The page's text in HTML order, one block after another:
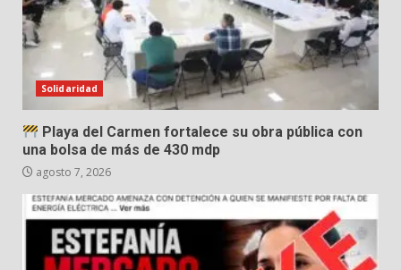
Solidaridad
Playa del Carmen fortalece su obra pública con
una bolsa de más de 430 mdp
agosto 7, 2026